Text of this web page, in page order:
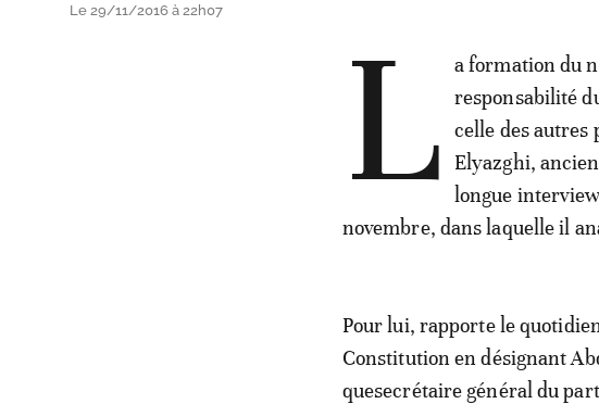
Le 29/11/2016 à 22h07 L
a formation du
responsabilité
celle des autres
Elyazghi,
longue
novembre, dans laquelle il
Pour lui, rapporte le
Constitution en désignant
quesecrétaire général du